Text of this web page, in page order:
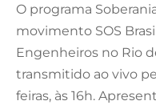
O programa
movimento SOS
Engenheiros no Rio
transmitido ao vivo
feiras, às 16h.